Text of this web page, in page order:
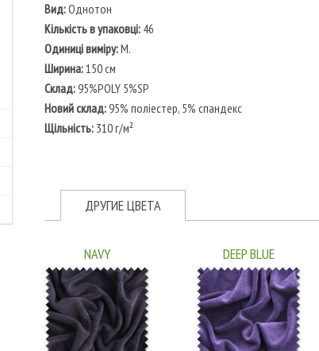
Вид:Однотон
Кількість в упаковці: 46
Одиниці виміру:М.
Ширина:150 см
Склад:95%POLY 5%SP
Новий склад:95% поліестер, 5% спандекс
Щільність: 310 г/м²
ДРУГИЕ ЦВЕТА
NAVY DEEP BLUE